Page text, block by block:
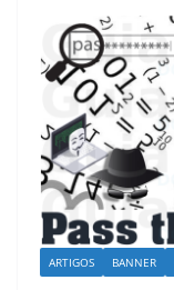
ARTIGOS BANNER